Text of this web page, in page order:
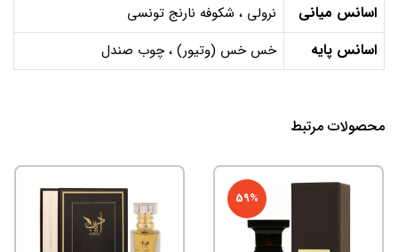
اسانس میانی نرولی ، شکوفه نارنج تونسی
اسانس پایه خس خس (وتیور) ، چوب صندل
محصولات مرتبط
59%